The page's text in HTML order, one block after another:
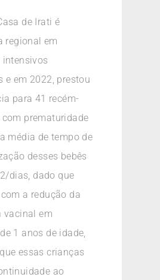
de Irati é
regional em
e em 2022, prestou
para 41 recém-
prematuridade
média de tempo de
desses bebês
dias, dado que
a redução da
vacinal em
1 anos de idade,
essas crianças
ao